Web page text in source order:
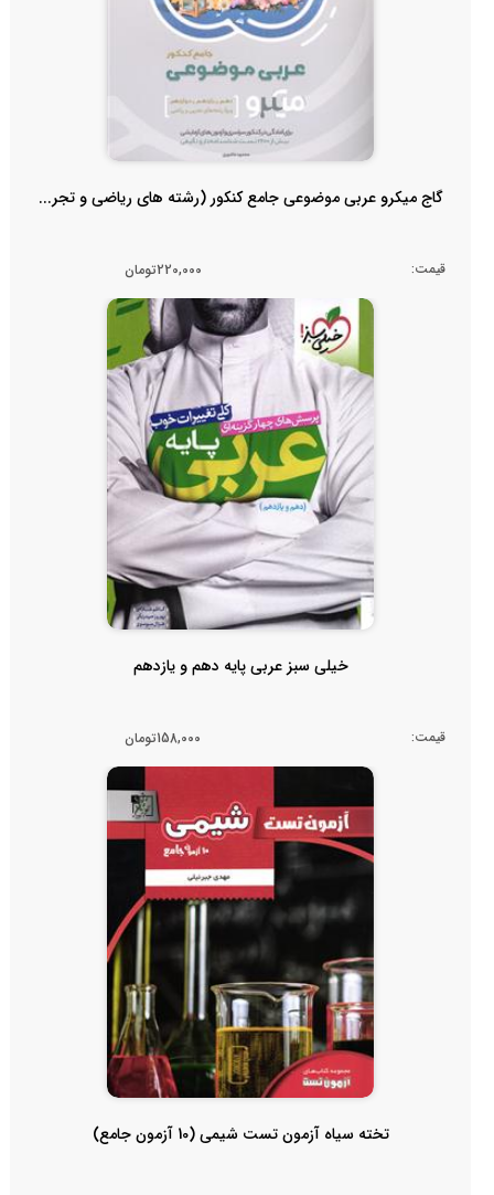
گاج میکرو عربی موضوعی جامع کنکور (رشته های ریاضی و تجر...
قیمت: 220,000تومان
خیلی سبز عربی پایه دهم و یازدهم
قیمت: 158,000تومان
تخته سیاه آزمون تست شیمی (10 آزمون جامع)